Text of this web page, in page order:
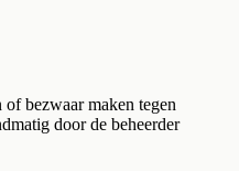
of bezwaar maken tegen
door de beheerder